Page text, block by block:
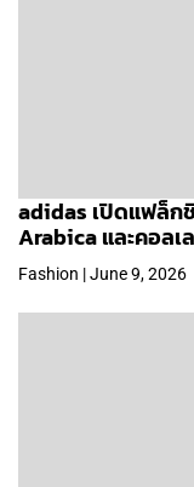
adidas เปิดแฟล็ก
Arabica และคอลเ
Fashion | June 9, 2026